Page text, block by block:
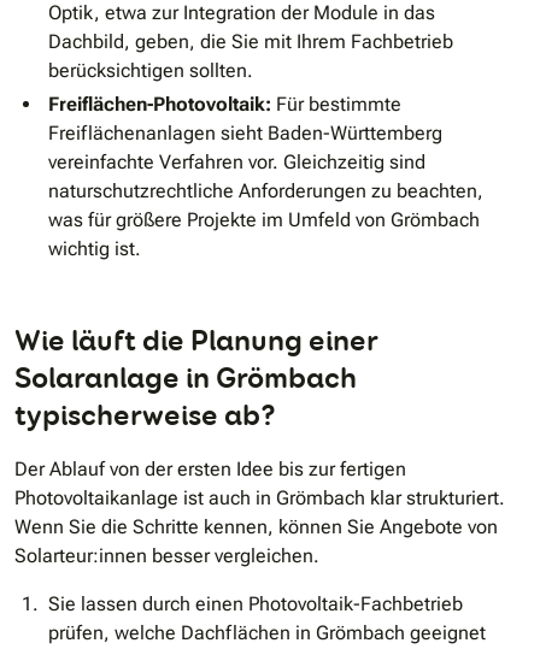
Optik, etwa zur Integration der Module in das
Dachbild, geben, die Sie mit Ihrem Fachbetrieb
berücksichtigen sollten.
Freiflächen-Photovoltaik: Für bestimmte
Freiflächenanlagen sieht Baden-Württemberg
vereinfachte Verfahren vor. Gleichzeitig sind
naturschutzrechtliche Anforderungen zu beachten,
was für größere Projekte im Umfeld von Grömbach
wichtig ist.
Wie läuft die Planung einer
Solaranlage in Grömbach
typischerweise ab?
Der Ablauf von der ersten Idee bis zur fertigen
Photovoltaikanlage ist auch in Grömbach klar strukturiert.
Wenn Sie die Schritte kennen, können Sie Angebote von
Solarteur:innen besser vergleichen.
Sie lassen durch einen Photovoltaik-Fachbetrieb
prüfen, welche Dachflächen in Grömbach geeignet